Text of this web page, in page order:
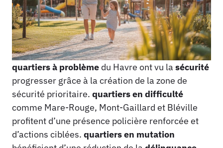
quartiers à problème du Havre ont vu la sécurité
progresser grâce à la création de la zone de
sécurité prioritaire. quartiers en difficulté
comme Mare-Rouge, Mont-Gaillard et Bléville
profitent d’une présence policière renforcée et
d’actions ciblées. quartiers en mutation